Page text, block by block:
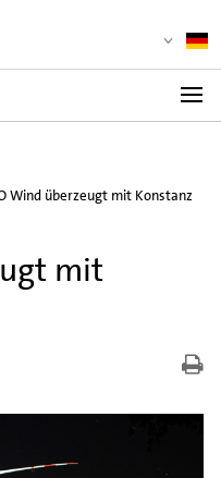
Wind überzeugt mit Konstanz
mit